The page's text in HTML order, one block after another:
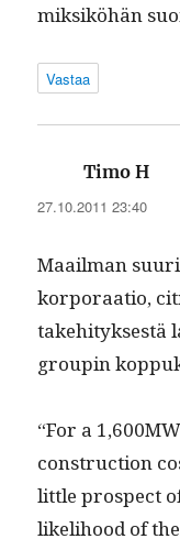
mik­siköhän
Vastaa
Timo H
27.10.2011 23:40
Maail­man
kor­po­raa­tio,
take­hi­tyk­ses­tä
groupin
“For a
con­struc­tion
lit­tle prospect
like­li­hood of